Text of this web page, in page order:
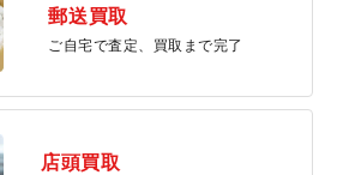
郵送買取
ご自宅で査定、買取まで完了
店頭買取